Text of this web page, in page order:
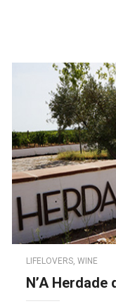
LIFELOVERS WINE
N’A Herdade